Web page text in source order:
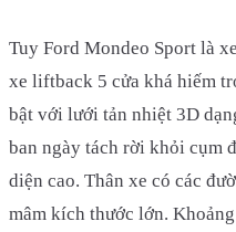
Tuy Ford Mondeo Sport là
xe liftback 5 cửa khá hiếm
bật với lưới tản nhiệt 3D
ban ngày tách rời khỏi cụm
diện cao. Thân xe có các
mâm kích thước lớn.